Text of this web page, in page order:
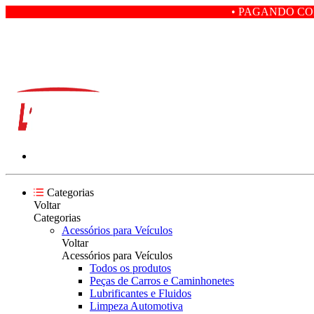
• PAGANDO COM PIX VOCÊ
Categorias
Voltar
Categorias
Acessórios para Veículos
Voltar
Acessórios para Veículos
Todos os produtos
Peças de Carros e Caminhonetes
Lubrificantes e Fluidos
Limpeza Automotiva